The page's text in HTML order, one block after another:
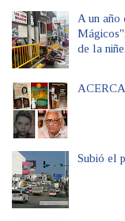
A un año
de la
Subió el